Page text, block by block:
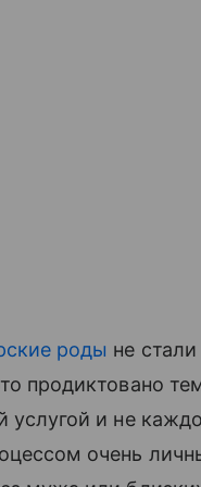
роды не
продиктовано
услугой и не
очень